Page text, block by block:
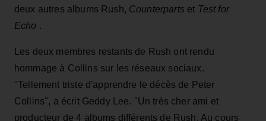
deux autres albums Rush, Counterparts et Test for
Echo .
Les deux membres restants de Rush ont rendu
hommage à Collins sur les réseaux sociaux.
"Tellement triste d'apprendre le décès de Peter
Collins", a écrit Geddy Lee. "Un très cher ami et
producteur de 4 albums différents de Rush. Au cours